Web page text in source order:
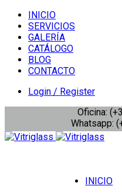
INICIO
SERVICIOS
GALERÍA
CATÁLOGO
BLOG
CONTACTO
Login / Register
Oficina:
Whatsapp:
INICIO